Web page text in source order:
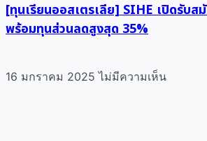
[ทุนเรียนออสเตรเลีย] SIHE เปิดรับส
พร้อมทุนส่วนลดสูงสุด 35%
16 มกราคม 2025ไม่มีความเห็น